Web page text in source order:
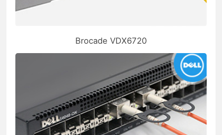
Brocade VDX6720